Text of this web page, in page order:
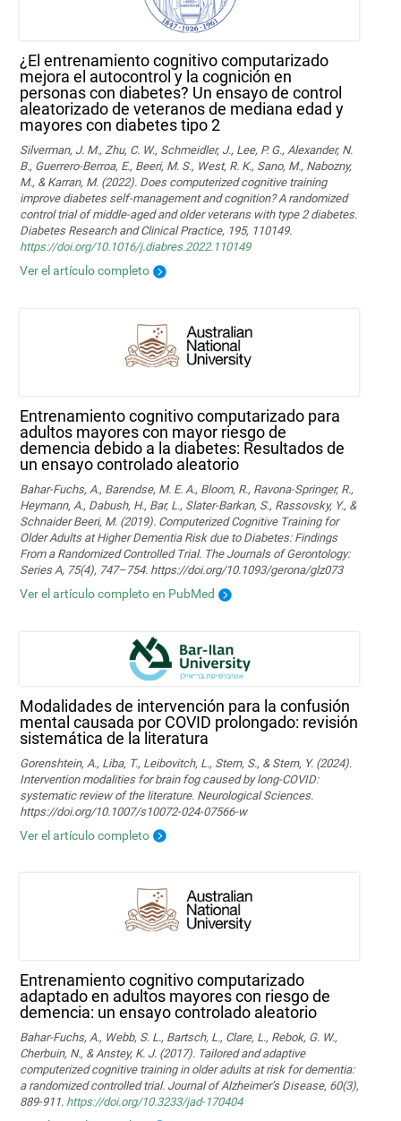
¿El entrenamiento cognitivo computarizado
mejora el autocontrol y la cognición en
personas con diabetes? Un ensayo de control
aleatorizado de veteranos de mediana edad y
mayores con diabetes tipo 2
Silverman, J. M., Zhu, C. W., Schmeidler, J., Lee, P. G., Alexander, N.
B., Guerrero-Berroa, E., Beeri, M. S., West, R. K., Sano, M., Nabozny,
M., & Karran, M. (2022). Does computerized cognitive training
improve diabetes self-management and cognition? A randomized
control trial of middle-aged and older veterans with type 2 diabetes.
Diabetes Research and Clinical Practice, 195, 110149.
https://doi.org/10.1016/j.diabres.2022.110149
Ver el artículo completo
Entrenamiento cognitivo computarizado para
adultos mayores con mayor riesgo de
demencia debido a la diabetes: Resultados de
un ensayo controlado aleatorio
Bahar-Fuchs, A., Barendse, M. E. A., Bloom, R., Ravona-Springer, R.,
Heymann, A., Dabush, H., Bar, L., Slater-Barkan, S., Rassovsky, Y., &
Schnaider Beeri, M. (2019). Computerized Cognitive Training for
Older Adults at Higher Dementia Risk due to Diabetes: Findings
From a Randomized Controlled Trial. The Journals of Gerontology:
Series A, 75(4), 747–754. https://doi.org/10.1093/gerona/glz073
Ver el artículo completo en PubMed
Modalidades de intervención para la confusión
mental causada por COVID prolongado: revisión
sistemática de la literatura
Gorenshtein, A., Liba, T., Leibovitch, L., Stern, S., & Stern, Y. (2024).
Intervention modalities for brain fog caused by long‑COVID:
systematic review of the literature. Neurological Sciences.
https://doi.org/10.1007/s10072-024-07566-w
Ver el artículo completo
Entrenamiento cognitivo computarizado
adaptado en adultos mayores con riesgo de
demencia: un ensayo controlado aleatorio
Bahar-Fuchs, A., Webb, S. L., Bartsch, L., Clare, L., Rebok, G. W.,
Cherbuin, N., & Anstey, K. J. (2017). Tailored and adaptive
computerized cognitive training in older adults at risk for dementia:
a randomized controlled trial. Journal of Alzheimer’s Disease, 60(3),
889-911. https://doi.org/10.3233/jad-170404